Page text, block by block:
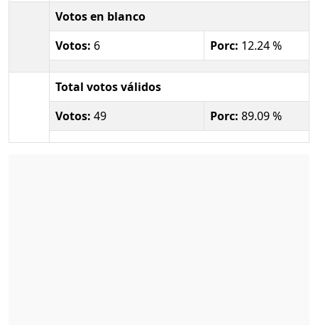
Votos en blanco
Votos: 6 Porc: 12.24 %
Total votos válidos
Votos: 49 Porc: 89.09 %